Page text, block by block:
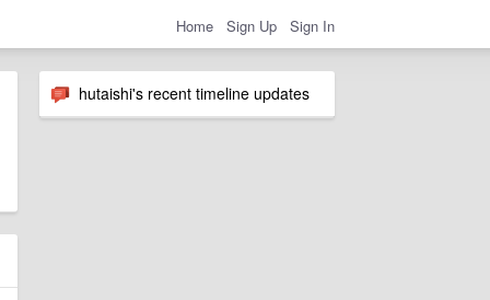
Home Sign Up Sign In
hutaishi's recent timeline updates